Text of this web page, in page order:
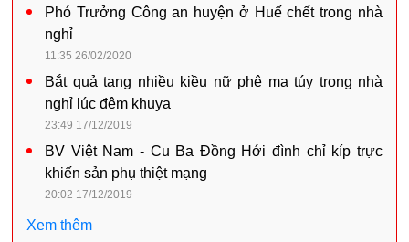
Phó Trưởng Công an huyện ở Huế chết trong nhà
nghỉ
11:35 26/02/2020
Bắt quả tang nhiều kiều nữ phê ma túy trong nhà
nghỉ lúc đêm khuya
23:49 17/12/2019
BV Việt Nam - Cu Ba Đồng Hới đình chỉ kíp trực
khiến sản phụ thiệt mạng
20:02 17/12/2019
Xem thêm